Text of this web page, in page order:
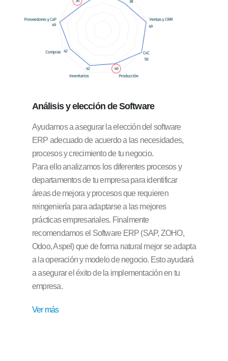
Análisisy elección de Software
Ayudamos a asegurar la elección del software
ERP adecuado de acuerdo a las necesidades,
procesos y crecimiento de tu negocio.
Para ello analizamos los diferentes procesos y
departamentos de tu empresa para identificar
áreas de mejora y procesos que requieren
reingeniería para adaptarse a las mejores
prácticas empresariales. Finalmente
recomendamos el Software ERP (SAP, ZOHO,
Odoo, Aspel) que de forma natural mejor se adapta
a la operación y modelo de negocio. Esto ayudará
a asegurar el éxito de la implementación en tu
empresa.
Ver más